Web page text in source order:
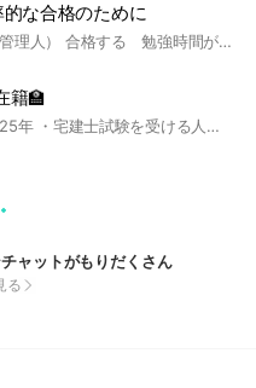
な合格のために
少人数のゼミ形式（講師が管理人） 合格する 勉強時間が無い、独学で要領が分からない方へ 宅建合格のためには、効率よく、必要最少限度の知識量と理解力があり、それだけを活用した解法テクニック=正解力も使えば、短期間でも合格出来ます。「試験当日の科目別得点イメージ」をして「現状から逆算」をして「その差を埋める」ことが大事 ここのルール ★「大事なノート」のゴンの自己紹介にコメントとして自己紹介を 1 前向きに取り組む。自分が決めたこと、必ず応援してくれる人がいる。その環境に感謝 2 ここでは講義は不可能です。できるのは ①合格のための必要最小限度の知識の取捨選択 ②それら知識の背景にある理解力向上のお手伝い ③以上をフル活用した正解力のスキルアップの伝授 3 自分の回答の心がけ ①皆さんが見るので、個人への回答では無く、折角なので皆さんもためになる回答 ②質問によっては、ご自身でテキストで確認をということを回答します。それはテキスト読むこと等から理解力が向上高すると信じているから ③理解力向上に寄与するように長くなっても関連論点も回答 ④正解力スキルのための問題解説 合格への光がここにあることを #宅建#宅建試験#宅地建物取引士#資格#合格#2021#受験勉強#2022#2024#試験勉強#2025年
籍🏫
【管理人】現役宅建講師歴25年 ・宅建士試験を受ける人のモチベーション管理。 ・参加するだけで宅建士試験に合格する可能性満載のオープンチャットです。 #宅建 #宅建士 #管理業務主任者 #法律の勉強 #宅建士の勉強 #宅地建物取引士 #宅建2022 #就活 #資格取得 #法律 #不動産経営 #社会人の勉強垢 #転職したい #金融 #保険 #ビジネススキルアップ #ビジネススキル #拓明館 #不動産 #不動産の勉強 #不動産の知識 #不動産の学校 #不動産の教科書 #不動産業界#就活#宅建勉強アカ
ャットがもりだくさん
る